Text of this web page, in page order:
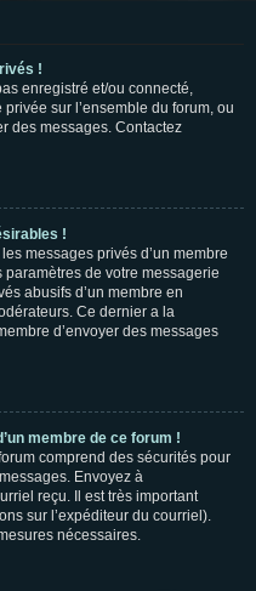
!
enregistré et/ou connecté,
sur l’ensemble du forum, ou
des messages. Contactez
!
messages privés d’un membre
de votre messagerie
abusifs d’un membre en
Ce dernier a la
d’envoyer des messages
membre de ce forum !
comprend des sécurités pour
Envoyez à
reçu. Il est très important
sur l’expéditeur du courriel).
nécessaires.